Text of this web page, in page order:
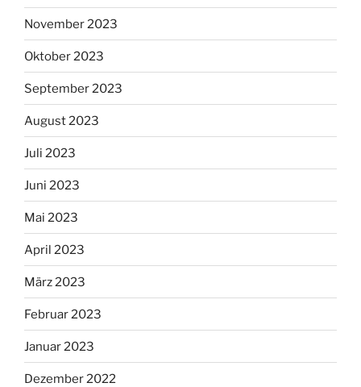
November 2023
Oktober 2023
September 2023
August 2023
Juli 2023
Juni 2023
Mai 2023
April 2023
März 2023
Februar 2023
Januar 2023
Dezember 2022